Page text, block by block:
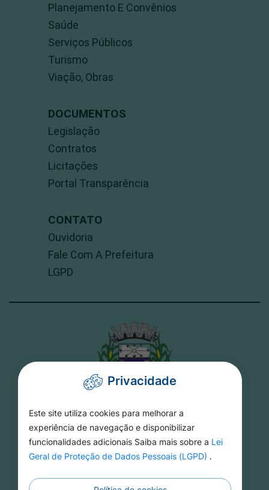
Planejamento E Convênios
Saúde
Serviços Públicos
Turismo
Viação, Obras
DOCUMENTOS
Legislação
Contratos
Licitações
Portal Transparência
CONTATO
Ouvidoria
Fale Com A Prefeitura
LGPD
PREFEITURA DE TORIXORÉU
Rua 15 De Novembro, 16 - Setor Aeroporto -
Privacidade
Este site utiliza cookies para melhorar a
experiência de navegação e disponibilizar
funcionalidades adicionais Saiba mais sobre a Lei
Geral de Proteção de Dados Pessoais (LGPD) .